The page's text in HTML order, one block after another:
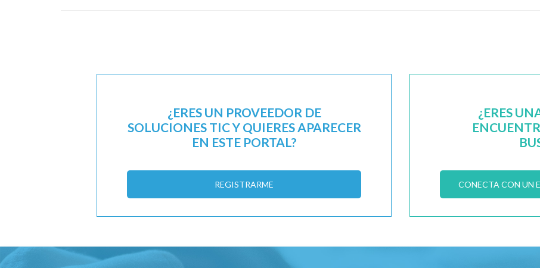
¿ERES UN PROVEEDOR DE
SOLUCIONES TIC Y QUIERES APARECER
EN ESTE PORTAL?
REGISTRARME
¿ERES
CONECTA CON UN